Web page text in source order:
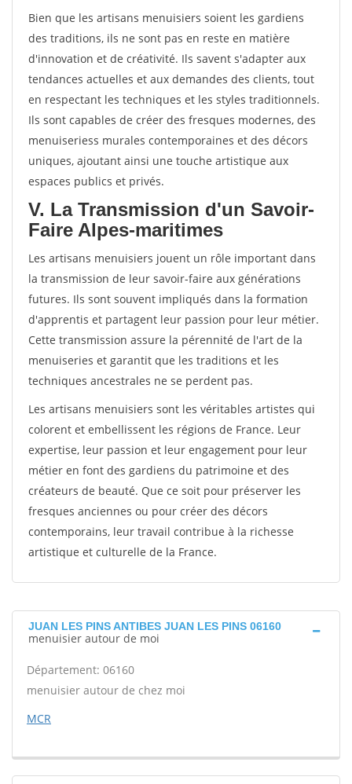
Bien que les artisans menuisiers soient les gardiens
des traditions, ils ne sont pas en reste en matière
d'innovation et de créativité. Ils savent s'adapter aux
tendances actuelles et aux demandes des clients, tout
en respectant les techniques et les styles traditionnels.
Ils sont capables de créer des fresques modernes, des
menuiseriess murales contemporaines et des décors
uniques, ajoutant ainsi une touche artistique aux
espaces publics et privés.
V. La Transmission d'un Savoir-
Faire Alpes-maritimes
Les artisans menuisiers jouent un rôle important dans
la transmission de leur savoir-faire aux générations
futures. Ils sont souvent impliqués dans la formation
d'apprentis et partagent leur passion pour leur métier.
Cette transmission assure la pérennité de l'art de la
menuiseries et garantit que les traditions et les
techniques ancestrales ne se perdent pas.
Les artisans menuisiers sont les véritables artistes qui
colorent et embellissent les régions de France. Leur
expertise, leur passion et leur engagement pour leur
métier en font des gardiens du patrimoine et des
créateurs de beauté. Que ce soit pour préserver les
fresques anciennes ou pour créer des décors
contemporains, leur travail contribue à la richesse
artistique et culturelle de la France.
JUAN LES PINS ANTIBES JUAN LES PINS 06160
menuisier autour de moi
Département: 06160
menuisier autour de chez moi
MCR